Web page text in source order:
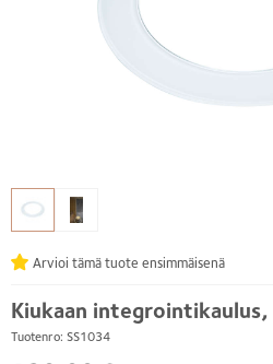
Kiukaan
Tuotenro: SS1034
Arvioi tämä tuote ensimmäisenä